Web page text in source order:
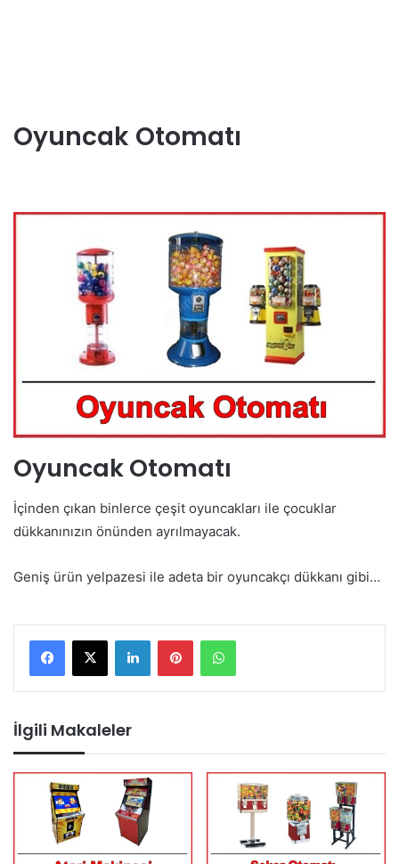
Oyuncak Otomatı
Oyuncak Otomatı
İçinden çıkan binlerce çeşit oyuncakları ile çocuklar
dükkanınızın önünden ayrılmayacak.
Geniş ürün yelpazesi ile adeta bir oyuncakçı dükkanı gibi…
LinkedInPinterestWhatsApp
İlgili Makaleler